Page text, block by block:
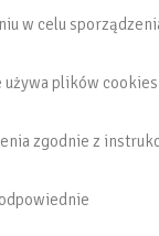
w celu
używa plików cookies
zgodnie z